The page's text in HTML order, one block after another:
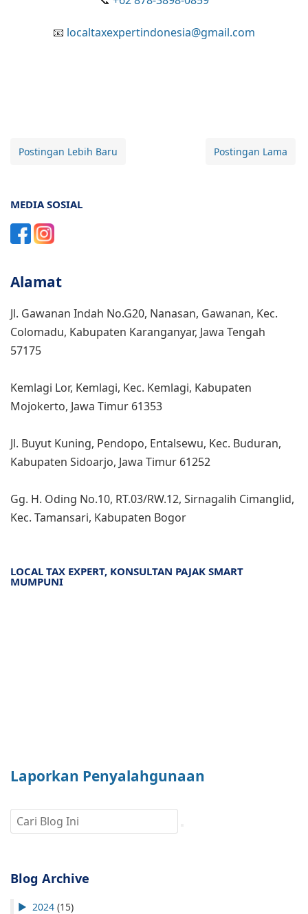
📧 localtaxexpertindonesia@gmail.com
Postingan Lebih Baru Postingan Lama
MEDIA SOSIAL
Alamat
Jl. Gawanan Indah No.G20, Nanasan, Gawanan, Kec.
Colomadu, Kabupaten Karanganyar, Jawa Tengah
57175
Kemlagi Lor, Kemlagi, Kec. Kemlagi, Kabupaten
Mojokerto, Jawa Timur 61353
Jl. Buyut Kuning, Pendopo, Entalsewu, Kec. Buduran,
Kabupaten Sidoarjo, Jawa Timur 61252
Gg. H. Oding No.10, RT.03/RW.12, Sirnagalih Cimanglid,
Kec. Tamansari, Kabupaten Bogor
LOCAL TAX EXPERT, KONSULTAN PAJAK SMART
MUMPUNI
Laporkan Penyalahgunaan
Blog Archive
► 2024 (15)